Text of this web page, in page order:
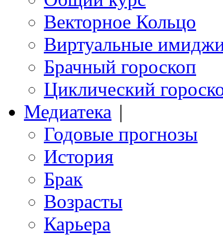
Векторное Кольцо
Виртуальные
Брачный гороскоп
Циклический
Медиатека |
Годовые прогнозы
История
Брак
Возрасты
Карьера